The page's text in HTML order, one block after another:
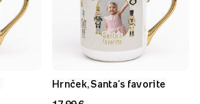
Hrnček, Santa's favorite